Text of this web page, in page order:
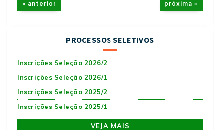
« anterior próxima »
PROCESSOS SELETIVOS
Inscrições Seleção 2026/2
Inscrições Seleção 2026/1
Inscrições Seleção 2025/2
Inscrições Seleção 2025/1
VEJA MAIS